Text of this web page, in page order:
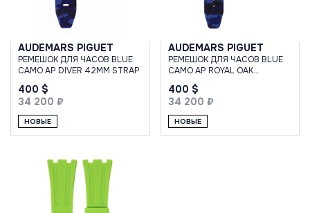
AUDEMARS PIGUET
РЕМЕШОК ДЛЯ ЧАСОВ BLUE
CAMO AP DIVER 42MM STRAP
400 $
34 200 ₽
НОВЫЕ
AUDEMARS PIGUET
РЕМЕШОК ДЛЯ ЧАСОВ BLUE
CAMO AP ROYAL OAK
OFFSHORE 42MM STRAP
400 $
34 200 ₽
НОВЫЕ